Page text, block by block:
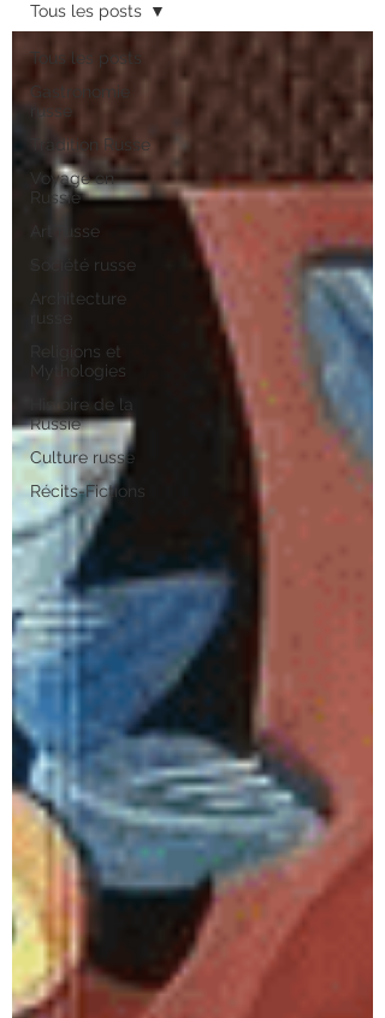
Tous les posts
Gastronomie
russe
Tradition Russe
Voyage en
Russie
Art russe
Société russe
Architecture
russe
Religions et
Mythologies
Histoire de la
Russie
Culture russe
Récits-Fictions
Tous les posts